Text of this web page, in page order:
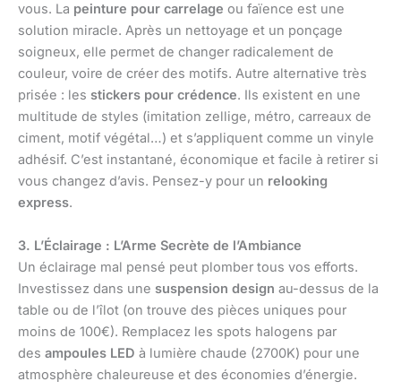
vous. La peinture pour carrelage ou faïence est une
solution miracle. Après un nettoyage et un ponçage
soigneux, elle permet de changer radicalement de
couleur, voire de créer des motifs. Autre alternative très
prisée : les stickers pour crédence. Ils existent en une
multitude de styles (imitation zellige, métro, carreaux de
ciment, motif végétal…) et s’appliquent comme un vinyle
adhésif. C’est instantané, économique et facile à retirer si
vous changez d’avis. Pensez-y pour un relooking
express.
3. L’Éclairage : L’Arme Secrète de l’Ambiance
Un éclairage mal pensé peut plomber tous vos efforts.
Investissez dans une suspension design au-dessus de la
table ou de l’îlot (on trouve des pièces uniques pour
moins de 100€). Remplacez les spots halogens par
des ampoules LED à lumière chaude (2700K) pour une
atmosphère chaleureuse et des économies d’énergie.